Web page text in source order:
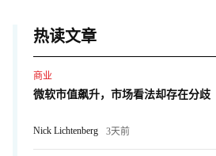
热读文章
商业
微软市值飙升，市场看法却存在分歧
Nick Lichtenberg 3天前